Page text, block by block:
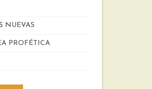
NUEVAS
PROFÉTICA